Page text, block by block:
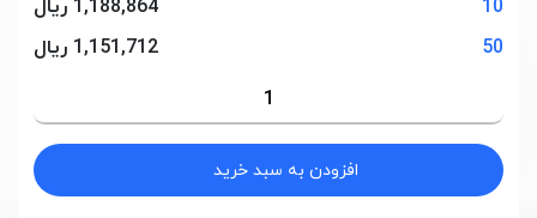
10
1,188,864 ریال
50
1,151,712 ریال
افزودن به سبد خرید